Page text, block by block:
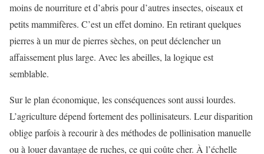
moins de nourriture et d’abris pour d’autres insectes, oiseaux et
petits mammifères. C’est un effet domino. En retirant quelques
pierres à un mur de pierres sèches, on peut déclencher un
affaissement plus large. Avec les abeilles, la logique est
semblable.
Sur le plan économique, les conséquences sont aussi lourdes.
L’agriculture dépend fortement des pollinisateurs. Leur disparition
oblige parfois à recourir à des méthodes de pollinisation manuelle
ou à louer davantage de ruches, ce qui coûte cher. À l’échelle